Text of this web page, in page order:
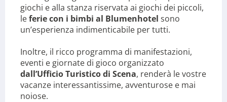
giochi e alla stanza riservata ai giochi dei piccoli,
leferie con i bimbi al Blumenhotel sono
un’esperienza indimenticabile per tutti.
Inoltre, il ricco programma di manifestazioni,
eventi e giornate di gioco organizzato
dall’Ufficio Turistico di Scena, renderà le vostre
vacanze interessantissime, avventurose e mai
noiose.